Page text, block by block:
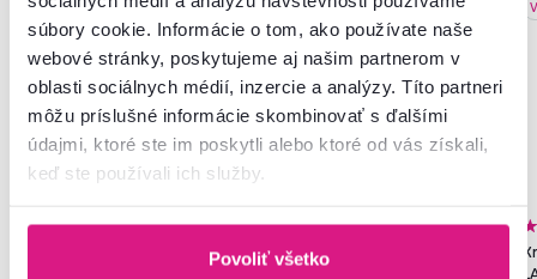
súbory cookie. Informácie o tom, ako používate naše
webové stránky, poskytujeme aj našim partnerom v
oblasti sociálnych médií, inzercie a analýzy. Títo partneri
môžu príslušné informácie skombinovať s ďalšími
údajmi, ktoré ste im poskytli alebo ktoré od vás získali,
keď ste používali ich služby.
Povoliť všetko
4,8 273
Skriňa, policová, dvojdverová,
4,5 10
Rozkladacia posteľ, sivá,